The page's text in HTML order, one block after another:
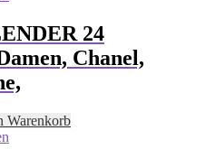
24
Chanel,
Warenkorb